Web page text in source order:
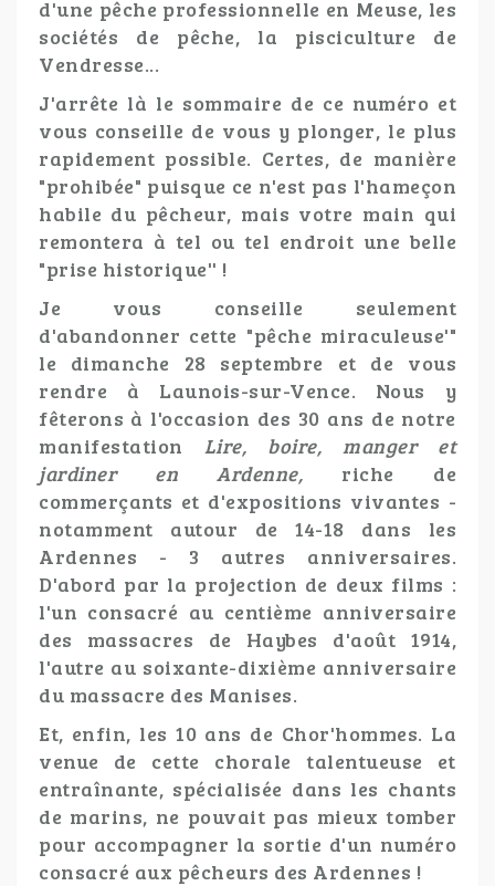
d'une pêche professionnelle en Meuse, les
sociétés de pêche, la pisciculture de
Vendresse...
J'arrête là le sommaire de ce numéro et
vous conseille de vous y plonger, le plus
rapidement possible. Certes, de manière
"prohibée" puisque ce n'est pas l'hameçon
habile du pêcheur, mais votre main qui
remontera à tel ou tel endroit une belle
"prise historique'' !
Je vous conseille seulement
d'abandonner cette "pêche miraculeuse'"
le dimanche 28 septembre et de vous
rendre à Launois-sur-Vence. Nous y
fêterons à l'occasion des 30 ans de notre
manifestation Lire, boire, manger et
jardiner en Ardenne, riche de
commerçants et d'expositions vivantes -
notamment autour de 14-18 dans les
Ardennes - 3 autres anniversaires.
D'abord par la projection de deux films :
l'un consacré au centième anniversaire
des massacres de Haybes d'août 1914,
l'autre au soixante-dixième anniversaire
du massacre des Manises.
Et, enfin, les 10 ans de Chor'hommes. La
venue de cette chorale talentueuse et
entraînante, spécialisée dans les chants
de marins, ne pouvait pas mieux tomber
pour accompagner la sortie d'un numéro
consacré aux pêcheurs des Ardennes !